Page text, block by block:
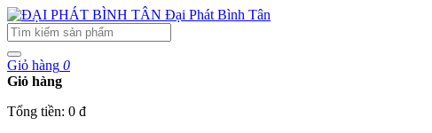
Đại Phát Bình Tân
Giỏ hàng 0
Giỏ hàng
Tổng tiền: 0 đ